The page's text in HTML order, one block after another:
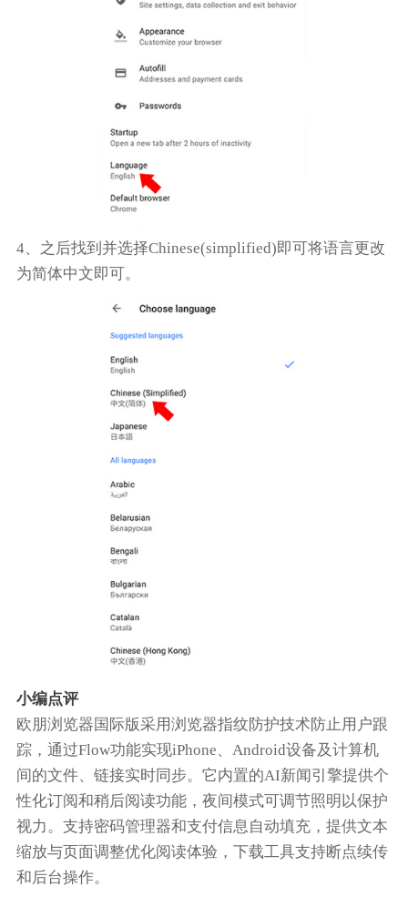
4、之后找到并选择Chinese(simplified)即可将语言更改
为简体中文即可。
小编点评
欧朋浏览器国际版采用浏览器指纹防护技术防止用户跟
踪，通过Flow功能实现iPhone、Android设备及计算机
间的文件、链接实时同步。它内置的AI新闻引擎提供个
性化订阅和稍后阅读功能，夜间模式可调节照明以保护
视力。支持密码管理器和支付信息自动填充，提供文本
缩放与页面调整优化阅读体验，下载工具支持断点续传
和后台操作。